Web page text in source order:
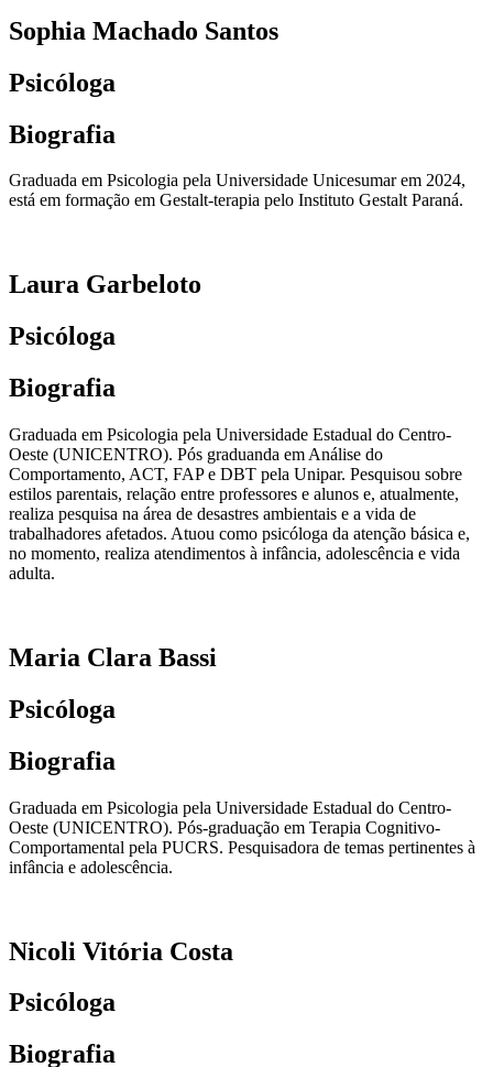
Sophia Machado Santos
Psicóloga
Biografia
Graduada em Psicologia pela Universidade Unicesumar em 2024,
está em formação em Gestalt-terapia pelo Instituto Gestalt Paraná.
Laura Garbeloto
Psicóloga
Biografia
Graduada em Psicologia pela Universidade Estadual do Centro-
Oeste (UNICENTRO). Pós graduanda em Análise do
Comportamento, ACT, FAP e DBT pela Unipar. Pesquisou sobre
estilos parentais, relação entre professores e alunos e, atualmente,
realiza pesquisa na área de desastres ambientais e a vida de
trabalhadores afetados. Atuou como psicóloga da atenção básica e,
no momento, realiza atendimentos à infância, adolescência e vida
adulta.
Maria Clara Bassi
Psicóloga
Biografia
Graduada em Psicologia pela Universidade Estadual do Centro-
Oeste (UNICENTRO). Pós-graduação em Terapia Cognitivo-
Comportamental pela PUCRS. Pesquisadora de temas pertinentes à
infância e adolescência.
Nicoli Vitória Costa
Psicóloga
Biografia